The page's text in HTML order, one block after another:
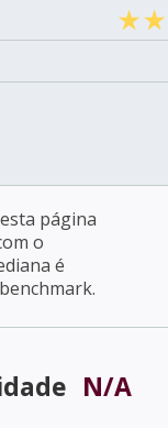
página
o
é
N/A